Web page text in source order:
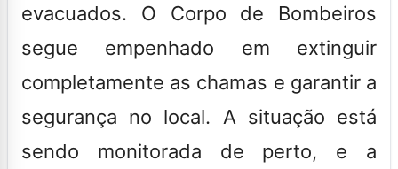
evacuados. O Corpo de Bombeiros
segue empenhado em extinguir
completamente as chamas e garantir a
segurança no local. A situação está
sendo monitorada de perto, e a